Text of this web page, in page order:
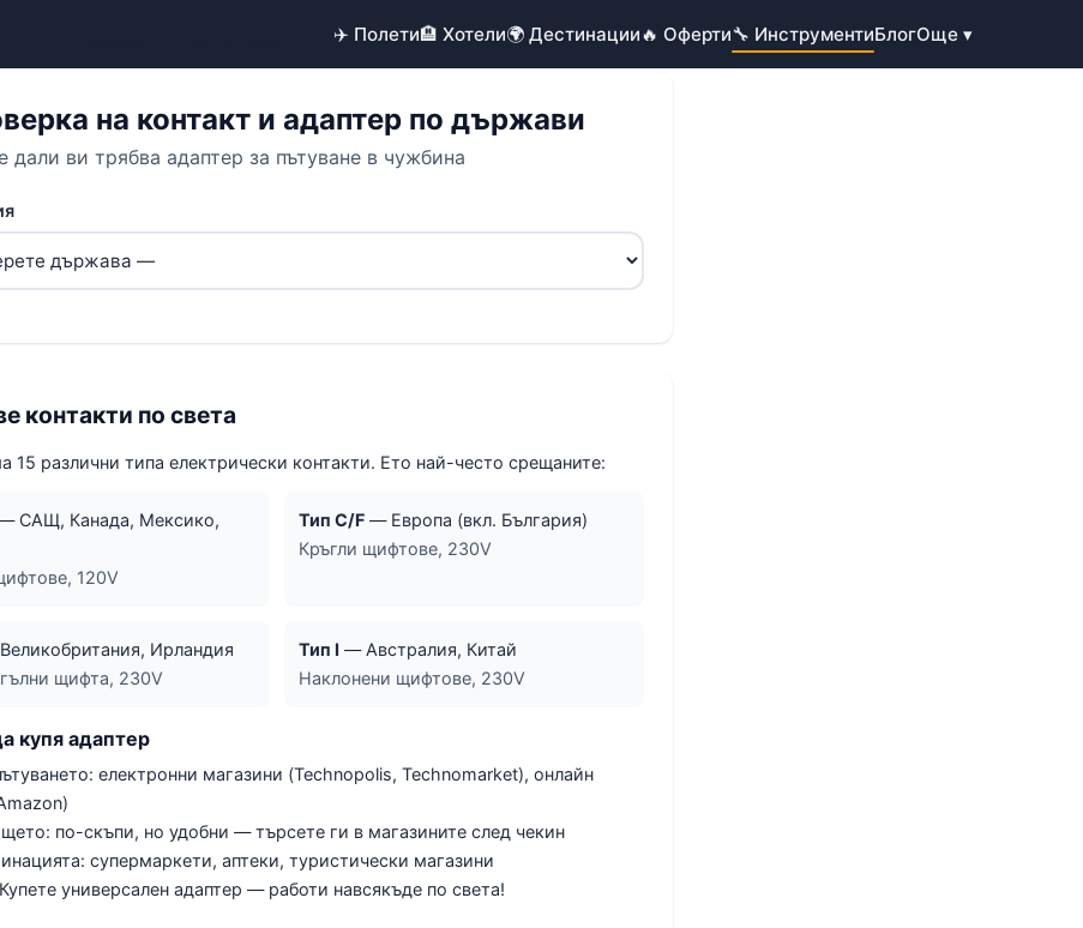
✈️ Полети🏨 Хотели🌍 Дестинации🔥 Оферти🔧 ИнструментиБлогОще ▾
на контакт и адаптер по държави
дали ви трябва адаптер за пътуване в чужбина
контакти по света
15 различни типа електрически контакти. Ето най-често срещаните:
САЩ, Канада, Мексико,
120V
Тип C/F — Европа (вкл. България)
Кръгли щифтове, 230V
Ирландия
щифта, 230V
Тип I — Австралия, Китай
Наклонени щифтове, 230V
купя адаптер
електронни магазини (Technopolis, Technomarket), онлайн
по-скъпи, но удобни — търсете ги в магазините след чекин
супермаркети, аптеки, туристически магазини
Купете универсален адаптер — работи навсякъде по света!